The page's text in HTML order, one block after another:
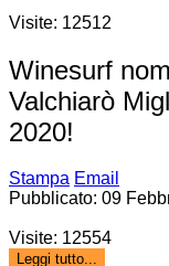
Visite: 12512
Winesurf
Valchiarò
2020!
Stampa Email
Pubblicato: 09
Visite: 12554
Leggi tutto...